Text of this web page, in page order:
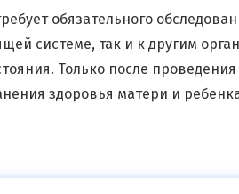
обязательного
системе, так и к другим
Только после
здоровья матери и